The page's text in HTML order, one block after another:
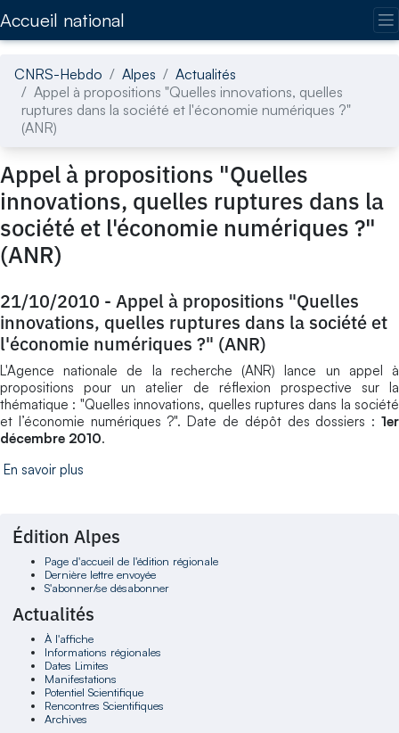
Accueil national
CNRS-Hebdo Alpes
Actualités
Appel à propositions "Quelles innovations, quelles
ruptures dans la société et l'économie numériques ?"
(ANR)
Appel à propositions "Quelles
innovations, quelles ruptures dans la
société et l'économie numériques ?"
(ANR)
21/10/2010 - Appel à propositions "Quelles
innovations, quelles ruptures dans la société et
l'économie numériques ?" (ANR)
L'Agence nationale de la recherche (ANR) lance un appel à
propositions pour un atelier de réflexion prospective sur la
thématique : "Quelles innovations, quelles ruptures dans la société
et l’économie numériques ?". Date de dépôt des dossiers : 1er
décembre 2010.
En savoir plus
Édition Alpes
Page d'accueil de l'édition régionale
Dernière lettre envoyée
S'abonner/se désabonner
Actualités
À l'affiche
Informations régionales
Dates Limites
Manifestations
Potentiel Scientifique
Rencontres Scientifiques
Archives